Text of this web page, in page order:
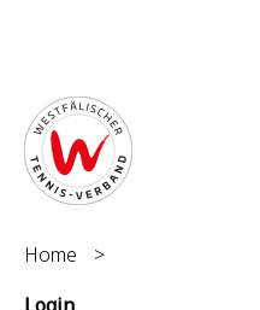
Home
>